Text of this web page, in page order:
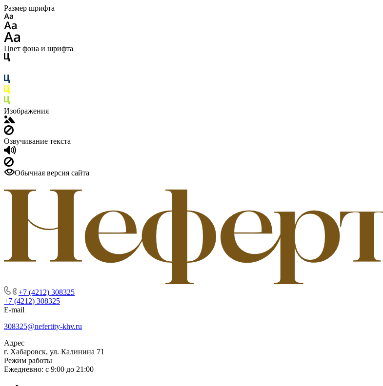
Размер шрифта
Цвет фона и шрифта
Изображения
Озвучивание текста
Обычная версия сайта
+7 (4212) 308325
+7 (4212) 308325
E-mail
308325@nefertity-khv.ru
Адрес
г. Хабаровск, ул. Калинина 71
Режим работы
Ежедневно: с 9:00 до 21:00